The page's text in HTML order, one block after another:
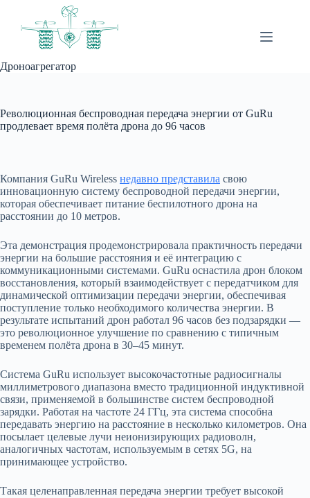
Дроноагрегатор
Революционная беспроводная передача энергии от GuRu
продлевает время полёта дрона до 96 часов
Компания GuRu Wireless недавно представила свою
инновационную систему беспроводной передачи энергии,
которая обеспечивает питание беспилотного дрона на
расстоянии до 10 метров.
Эта демонстрация продемонстрировала практичность передачи
энергии на большие расстояния и её интеграцию с
коммуникационными системами. GuRu оснастила дрон блоком
восстановления, который взаимодействует с передатчиком для
динамической оптимизации передачи энергии, обеспечивая
поступление только необходимого количества энергии. В
результате испытаний дрон работал 96 часов без подзарядки —
это революционное улучшение по сравнению с типичным
временем полёта дрона в 30–45 минут.
Система GuRu использует высокочастотные радиосигналы
миллиметрового диапазона вместо традиционной индуктивной
связи, применяемой в большинстве систем беспроводной
зарядки. Работая на частоте 24 ГГц, эта система способна
передавать энергию на расстояние в несколько километров. Она
посылает целевые лучи неионизирующих радиоволн,
аналогичных частотам, используемым в сетях 5G, на
принимающее устройство.
Такая целенаправленная передача энергии требует высокой